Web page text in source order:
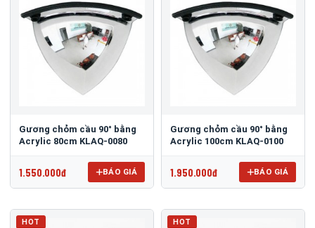
Gương chỏm cầu 90° bằng
Acrylic 80cm KLAQ-0080
1.550.000đ BÁO GIÁ
Gương chỏm cầu 90° bằng
Acrylic 100cm KLAQ-0100
1.950.000đ BÁO GIÁ
HOT HOT